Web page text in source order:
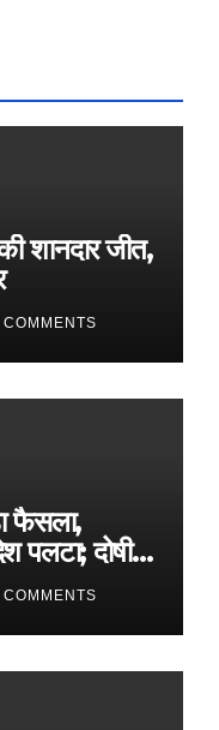
की शानदार जीत,
COMMENTS
फैसला,
पलटा; दोषी
COMMENTS